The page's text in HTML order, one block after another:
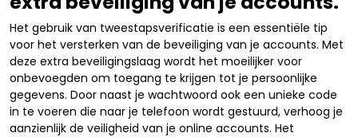
Het gebruik van tweestapsverificatie is een essentiële tip
voor het versterken van de beveiliging van je accounts. Met
deze extra beveiligingslaag wordt het moeilijker voor
onbevoegden om toegang te krijgen tot je persoonlijke
gegevens. Door naast je wachtwoord ook een unieke code
in te voeren die naar je telefoon wordt gestuurd, verhoog je
aanzienlijk de veiligheid van je online accounts. Het